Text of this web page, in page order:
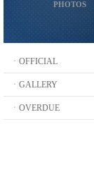
PHOTOS
ㆍOFFICIAL
ㆍGALLERY
ㆍOVERDUE